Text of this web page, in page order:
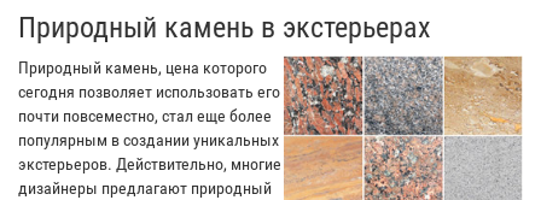
Природный камень в экстерьерах
Природный камень, цена которого
сегодня позволяет использовать его
почти повсеместно, стал еще более
популярным в создании уникальных
экстерьеров. Действительно, многие
дизайнеры предлагают природный